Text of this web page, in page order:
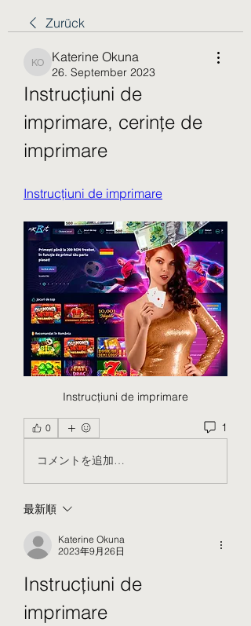
Zurück
Katerine Okuna
Katerine Okuna
26. September 2023
Instrucțiuni de
imprimare, cerințe de
imprimare
Instrucțiuni de imprimare
Instrucțiuni de imprimare
0 1
コメントを追加…
最新順
Katerine Okuna
2023年9月26日
Instrucțiuni de
imprimare